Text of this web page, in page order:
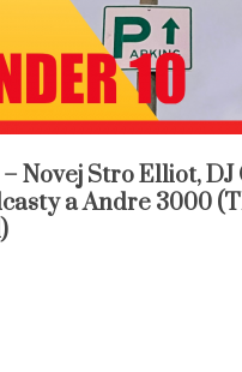
Novej Stro Elliot,
a Andre 3000